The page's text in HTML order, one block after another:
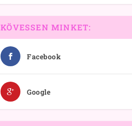
KÖVESSEN MINKET:
Facebook
Google